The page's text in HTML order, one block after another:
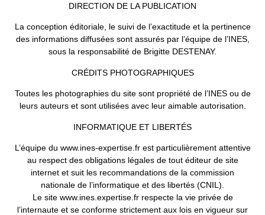
DIRECTION DE LA PUBLICATION
La conception éditoriale, le suivi de l’exactitude et la pertinence
des informations diffusées sont assurés par l’équipe de l’INES,
sous la responsabilité de Brigitte DESTENAY.
CRÉDITS PHOTOGRAPHIQUES
Toutes les photographies du site sont propriété de l’INES ou de
leurs auteurs et sont utilisées avec leur aimable autorisation.
INFORMATIQUE ET LIBERTÉS
L’équipe du www.ines-expertise.fr est particulièrement attentive
au respect des obligations légales de tout éditeur de site
internet et suit les recommandations de la commission
nationale de l’informatique et des libertés (CNIL).
Le site www.ines.expertise.fr respecte la vie privée de
l’internaute et se conforme strictement aux lois en vigueur sur